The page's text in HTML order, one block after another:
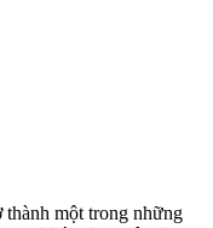
một trong những